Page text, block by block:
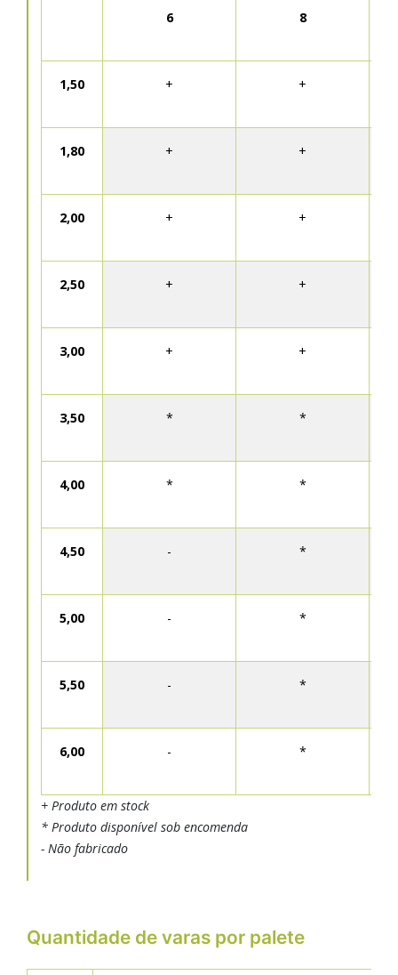
6 8
1,50 + +
1,80 + +
2,00 + +
2,50 + +
3,00 + +
3,50 * *
4,00 * *
4,50 - *
5,00 - *
5,50 - *
6,00 - *
+ Produto em stock
* Produto disponível sob encomenda
- Não fabricado
Quantidade de varas por palete